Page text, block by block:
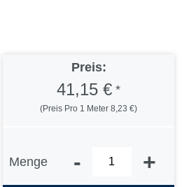
Preis:
41,15 € *
(Preis Pro 1 Meter 8,23 €)
Menge - +